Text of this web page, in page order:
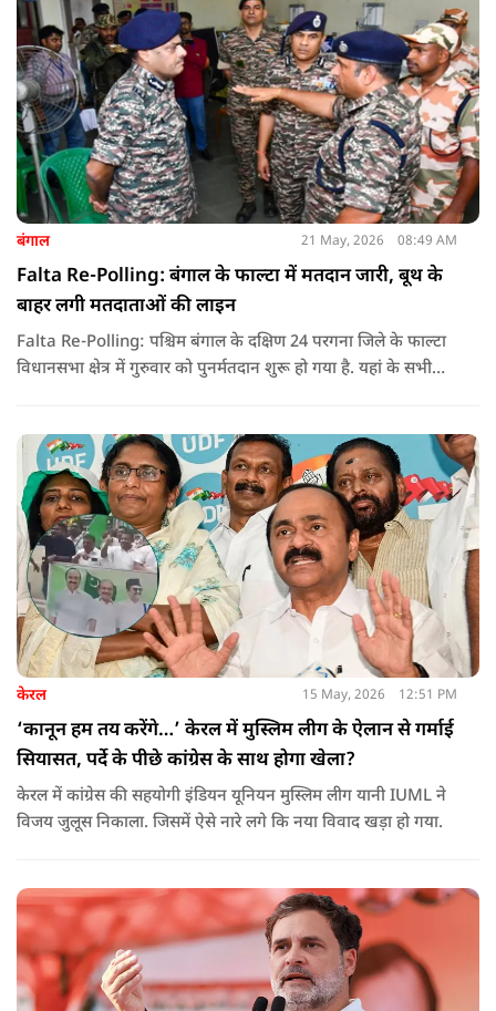
बंगाल 21 May, 2026 08:49 AM
Falta Re-Polling: बंगाल के फाल्टा में मतदान जारी, बूथ के
बाहर लगी मतदाताओं की लाइन
Falta Re-Polling: पश्चिम बंगाल के दक्षिण 24 परगना जिले के फाल्टा
विधानसभा क्षेत्र में गुरुवार को पुनर्मतदान शुरू हो गया है. यहां के सभी
केरल 15 May, 2026 12:51 PM
‘कानून हम तय करेंगे…’ केरल में मुस्लिम लीग के ऐलान से गर्माई
सियासत, पर्दे के पीछे कांग्रेस के साथ होगा खेला?
केरल में कांग्रेस की सहयोगी इंडियन यूनियन मुस्लिम लीग यानी IUML ने
विजय जुलूस निकाला. जिसमें ऐसे नारे लगे कि नया विवाद खड़ा हो गया.